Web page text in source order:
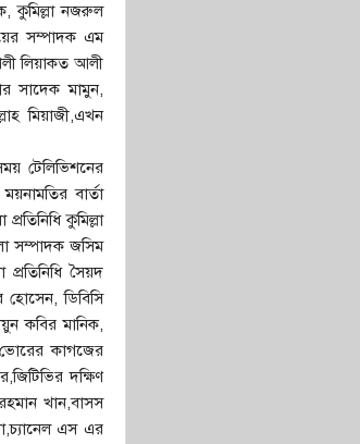
কুমিল্লা নজরুল
সম্পাদক এম
লিয়াকত আলী
সাদেক মামুন,
মিয়াজী,এখন
টেলিভিশনের
বার্তা
কুমিল্লা
সম্পাদক জসিম
সৈয়দ
ডিবিসি
কবির মানিক,
ভোরের কাগজের
দক্ষিণ
খান,বাসস
এস এর